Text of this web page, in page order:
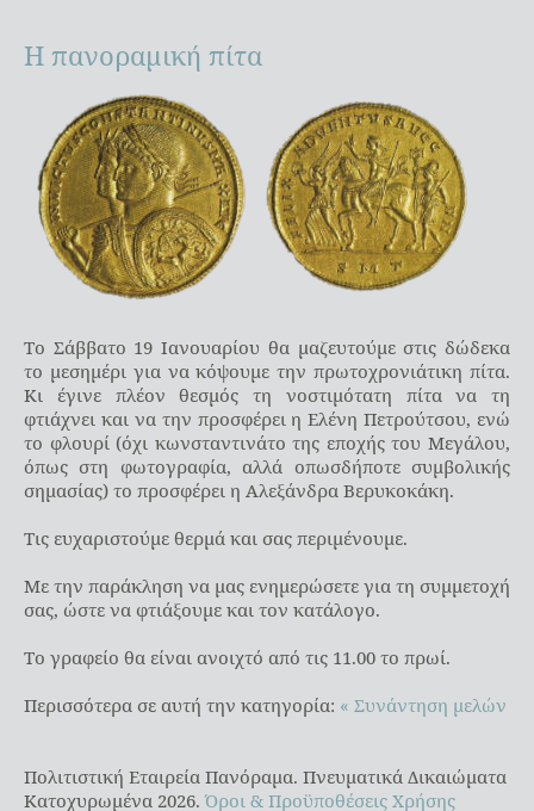
Η πανοραμική πίτα
Το Σάββατο 19 Ιανουαρίου θα μαζευτούμε στις δώδεκα
το μεσημέρι για να κόψουμε την πρωτοχρονιάτικη πίτα.
Κι έγινε πλέον θεσμός τη νοστιμότατη πίτα να τη
φτιάχνει και να την προσφέρει η Ελένη Πετρούτσου, ενώ
το φλουρί (όχι κωνσταντινάτο της εποχής του Μεγάλου,
όπως στη φωτογραφία, αλλά οπωσδήποτε συμβολικής
σημασίας) το προσφέρει η Αλεξάνδρα Βερυκοκάκη.
Τις ευχαριστούμε θερμά και σας περιμένουμε.
Με την παράκληση να μας ενημερώσετε για τη συμμετοχή
σας, ώστε να φτιάξουμε και τον κατάλογο.
Το γραφείο θα είναι ανοιχτό από τις 11.00 το πρωί.
Περισσότερα σε αυτή την κατηγορία: « Συνάντηση μελών
Πολιτιστική Εταιρεία Πανόραμα. Πνευματικά Δικαιώματα
Κατοχυρωμένα 2026.Όροι & Προϋποθέσεις Χρήσης